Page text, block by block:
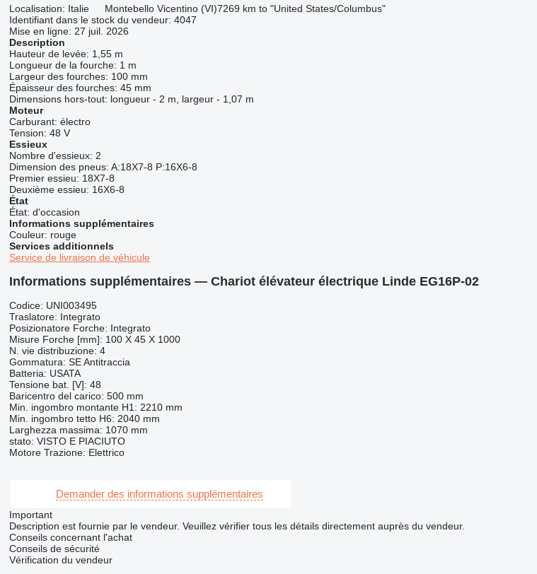
Localisation: Italie Montebello Vicentino (VI)7269 km to "United States/Columbus"
Identifiant dans le stock du vendeur: 4047
Mise en ligne: 27 juil. 2026
Description
Hauteur de levée: 1,55 m
Longueur de la fourche: 1 m
Largeur des fourches: 100 mm
Épaisseur des fourches: 45 mm
Dimensions hors-tout: longueur - 2 m, largeur - 1,07 m
Moteur
Carburant: électro
Tension: 48 V
Essieux
Nombre d'essieux: 2
Dimension des pneus: A:18X7-8 P:16X6-8
Premier essieu: 18X7-8
Deuxième essieu: 16X6-8
État
État: d'occasion
Informations supplémentaires
Couleur: rouge
Services additionnels
Service de livraison de véhicule
Informations supplémentaires — Chariot élévateur électrique Linde EG16P-02
Codice: UNI003495
Traslatore: Integrato
Posizionatore Forche: Integrato
Misure Forche [mm]: 100 X 45 X 1000
N. vie distribuzione: 4
Gommatura: SE Antitraccia
Batteria: USATA
Tensione bat. [V]: 48
Baricentro del carico: 500 mm
Min. ingombro montante H1: 2210 mm
Min. ingombro tetto H6: 2040 mm
Larghezza massima: 1070 mm
stato: VISTO E PIACIUTO
Motore Trazione: Elettrico
Demander des informations supplémentaires
Important
Description est fournie par le vendeur. Veuillez vérifier tous les détails directement auprès du vendeur.
Conseils concernant l'achat
Conseils de sécurité
Vérification du vendeur